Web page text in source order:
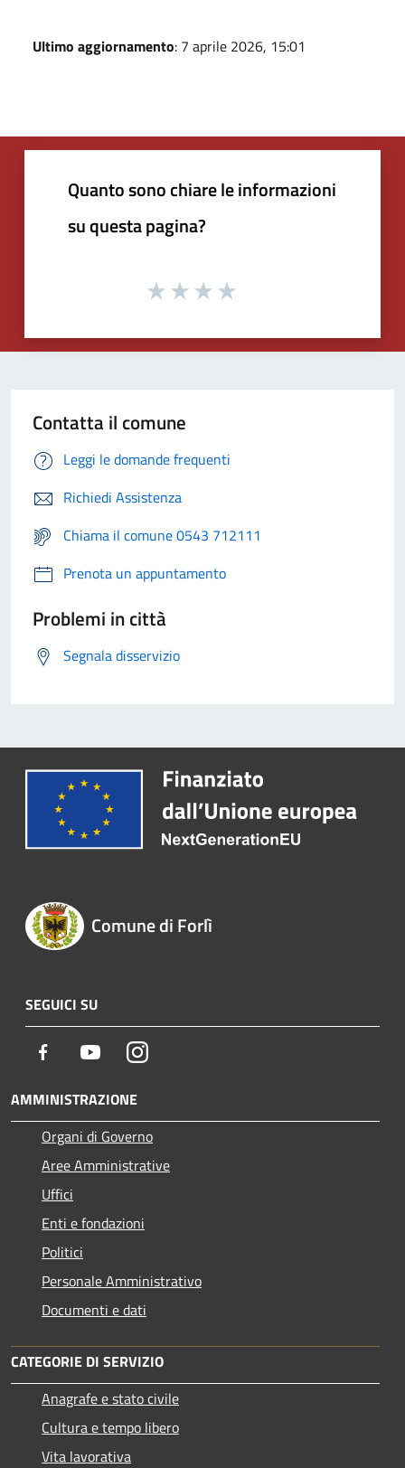
Ultimo aggiornamento: 7 aprile 2026, 15:01
Quanto sono chiare le informazioni
su questa pagina?
Contatta il comune
Leggi le domande frequenti
Richiedi Assistenza
Chiama il comune 0543 712111
Prenota un appuntamento
Problemi in città
Segnala disservizio
Comune di Forlì
SEGUICI SU
Facebook YoutubeInstagram
AMMINISTRAZIONE
Organi di Governo
Aree Amministrative
Uffici
Enti e fondazioni
Politici
Personale Amministrativo
Documenti e dati
CATEGORIE DI SERVIZIO
Anagrafe e stato civile
Cultura e tempo libero
Vita lavorativa